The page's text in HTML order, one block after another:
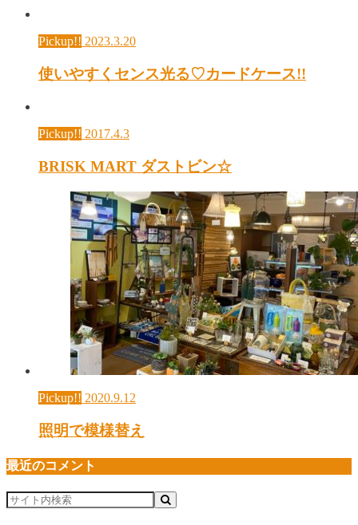
Pickup!! 2023.3.20
使いやすくセンス光る♡カードケース!!
Pickup!! 2017.4.3
BRISK MART ダストビン☆
Pickup!! 2020.9.12
照明で模様替え
最近のコメント